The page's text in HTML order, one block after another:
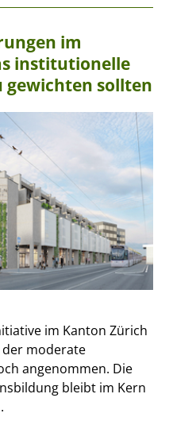
im
institutionelle
gewichten sollten
im Kanton Zürich
moderate
angenommen. Die
bleibt im Kern